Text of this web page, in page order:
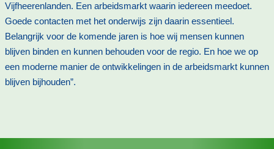
Vijfheerenlanden. Een arbeidsmarkt waarin iedereen meedoet.
Goede contacten met het onderwijs zijn daarin essentieel.
Belangrijk voor de komende jaren is hoe wij mensen kunnen
blijven binden en kunnen behouden voor de regio. En hoe we op
een moderne manier de ontwikkelingen in de arbeidsmarkt kunnen
blijven bijhouden”.